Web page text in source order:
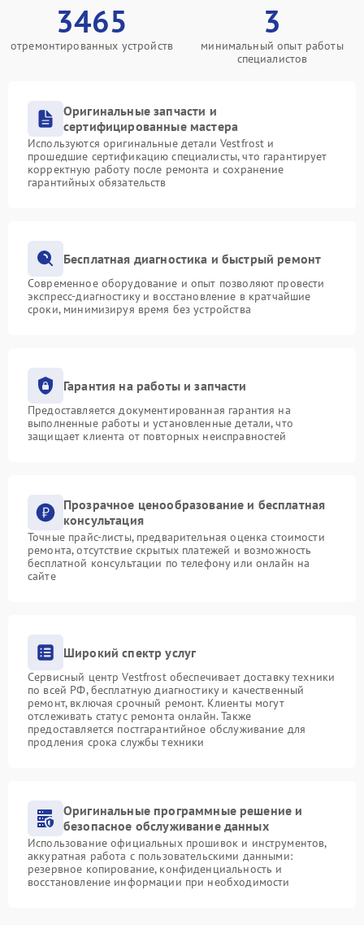
3465
отремонтированных устройств
3
минимальный опыт работы
специалистов
Оригинальные запчасти и
сертифицированные мастера
Используются оригинальные детали Vestfrost и
прошедшие сертификацию специалисты, что гарантирует
корректную работу после ремонта и сохранение
гарантийных обязательств
Бесплатная диагностика и быстрый ремонт
Современное оборудование и опыт позволяют провести
экспресс-диагностику и восстановление в кратчайшие
сроки, минимизируя время без устройства
Гарантия на работы и запчасти
Предоставляется документированная гарантия на
выполненные работы и установленные детали, что
защищает клиента от повторных неисправностей
Прозрачное ценообразование и бесплатная
консультация
Точные прайс-листы, предварительная оценка стоимости
ремонта, отсутствие скрытых платежей и возможность
бесплатной консультации по телефону или онлайн на
сайте
Широкий спектр услуг
Сервисный центр Vestfrost обеспечивает доставку техники
по всей РФ, бесплатную диагностику и качественный
ремонт, включая срочный ремонт. Клиенты могут
отслеживать статус ремонта онлайн. Также
предоставляется постгарантийное обслуживание для
продления срока службы техники
Оригинальные программные решение и
безопасное обслуживание данных
Использование официальных прошивок и инструментов,
аккуратная работа с пользовательскими данными:
резервное копирование, конфиденциальность и
восстановление информации при необходимости